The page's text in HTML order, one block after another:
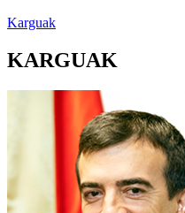
Karguak
KARGUAK